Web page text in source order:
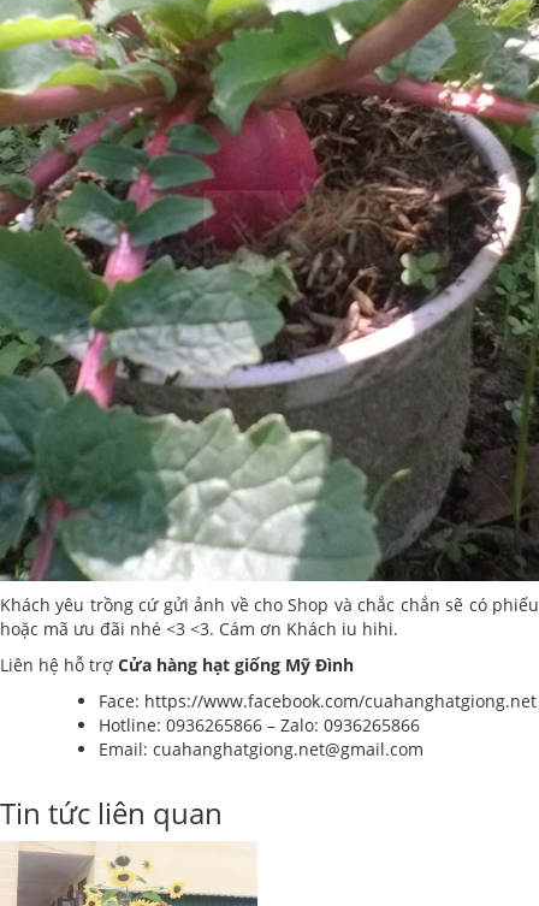
Khách yêu trồng cứ gửi ảnh về cho Shop và chắc chắn sẽ có phiếu
hoặc mã ưu đãi nhé <3 <3. Cám ơn Khách iu hihi.
Liên hệ hỗ trợ Cửa hàng hạt giống Mỹ Đình
Face: https://www.facebook.com/cuahanghatgiong.net
Hotline: 0936265866 – Zalo: 0936265866
Email: cuahanghatgiong.net@gmail.com
Tin tức liên quan